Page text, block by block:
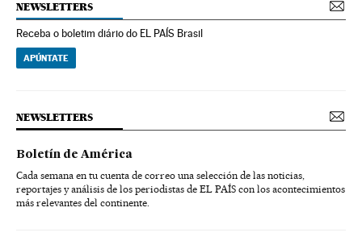
NEWSLETTERS
Receba o boletim diário do EL PAÍS Brasil
APÚNTATE
NEWSLETTERS
Boletín de América
Cada semana en tu cuenta de correo una selección de las noticias,
reportajes y análisis de los periodistas de EL PAÍS con los acontecimientos
más relevantes del continente.